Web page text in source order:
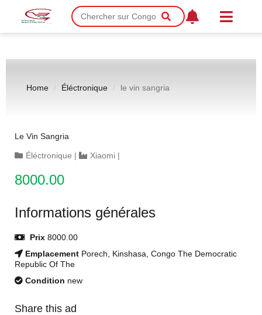
Home Éléctronique le vin sangria
Le Vin Sangria
Éléctronique | Xiaomi |
8000.00
Informations générales
Prix 8000.00
Emplacement Porech, Kinshasa, Congo The Democratic
Republic Of The
Condition new
Share this ad